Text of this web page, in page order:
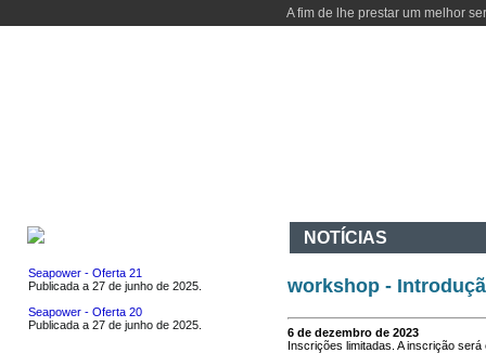
A fim de lhe prestar um melhor
Seapower - Oferta 21
Publicada a 27 de junho de 2025.
Seapower - Oferta 20
Publicada a 27 de junho de 2025.
NOTÍCIAS
workshop -
6 de dezembro de 2023
Inscrições limitadas. A inscrição